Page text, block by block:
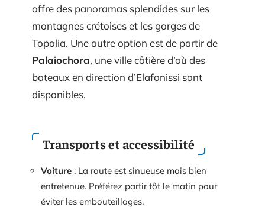
offre des panoramas splendides sur les
montagnes crétoises et les gorges de
Topolia. Une autre option est de partir de
Palaiochora, une ville côtière d’où des
bateaux en direction d’Elafonissi sont
disponibles.
Transports et accessibilité
Voiture : La route est sinueuse mais bien
entretenue. Préférez partir tôt le matin pour
éviter les embouteillages.